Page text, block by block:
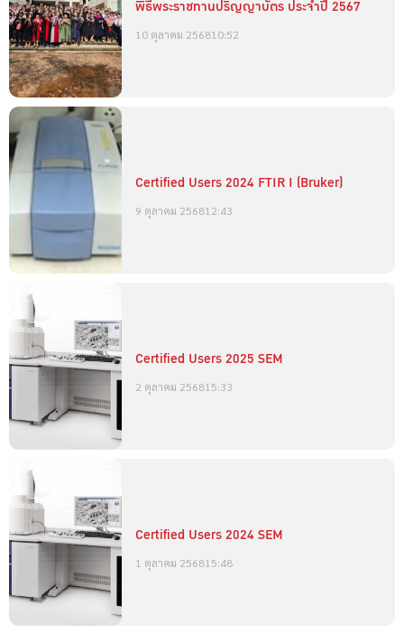
พิธีพระราชทานปริญญาบัตร ประจำปี 2567
10 ตุลาคม 256810:52
Certified Users 2024 FTIR I (Bruker)
9 ตุลาคม 256812:43
Certified Users 2025 SEM
2 ตุลาคม 256815:33
Certified Users 2024 SEM
1 ตุลาคม 256815:48